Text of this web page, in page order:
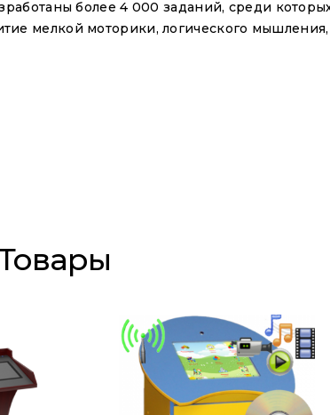
Соглашение *
Я даю своесогласиеООО
более 4 000 заданий, среди
мелкой моторики, логического мышления,